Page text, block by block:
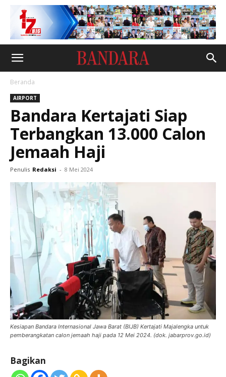
Beranda
AIRPORT
Bandara Kertajati Siap
Terbangkan 13.000 Calon
Jemaah Haji
Penulis Redaksi - 8 Mei 2024
Kesiapan Bandara Internasional Jawa Barat (BIJB) Kertajati Majalengka untuk
pemberangkatan calon jemaah haji pada 12 Mei 2024. (dok. jabarprov.go.id)
Bagikan